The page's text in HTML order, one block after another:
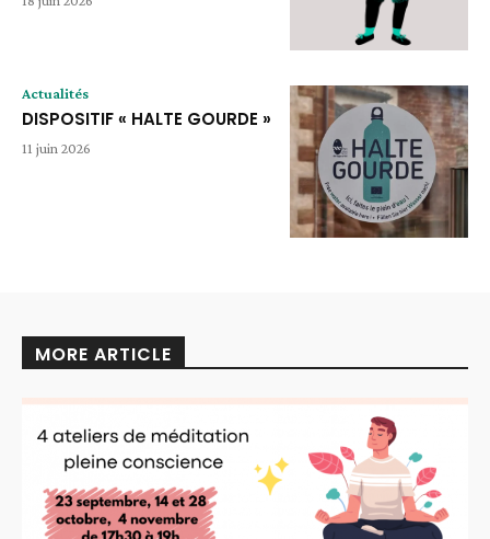
Actualités
DISPOSITIF « HALTE GOURDE »
11 juin 2026
MORE ARTICLE